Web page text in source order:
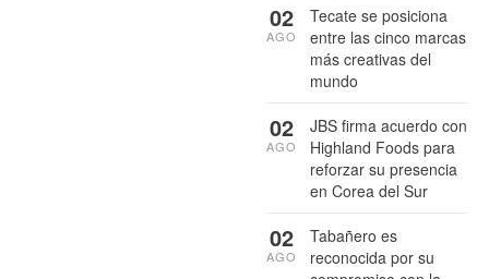
Tecate se posiciona
entre las cinco marcas
más creativas del
mundo
02
AGO
JBS firma acuerdo con
Highland Foods para
reforzar su presencia
en Corea del Sur
02
AGO
Tabañero es
reconocida por su
02
AGO